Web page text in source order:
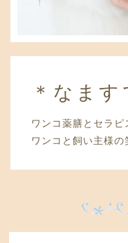
＊なま
ワンコ薬膳とセラピ
ワンコと飼い主様